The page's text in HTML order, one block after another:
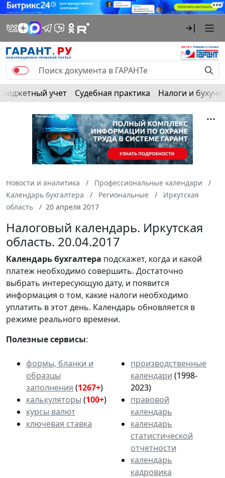
Бюджетный учет Судебная практика Налоги и
Новости и аналитика
Профессиональные календари
Календарь бухгалтера
Региональные
Иркутская
область
20 апреля 2017
Налоговый календарь. Иркутская
область. 20.04.2017
Календарьбухгалтера подскажет, когда и какой
платеж необходимо совершить. Достаточно
выбрать интересующую дату, и появится
информация о том, какие налоги необходимо
уплатить в этот день. Календарь обновляется в
режиме реального времени.
Полезные сервисы:
формы, бланки и
образцы
заполнения (1267+)
калькуляторы (100+)
курсы валют
ключевая ставка
производственные
календари (1998-
2023)
правовой
календарь
календарь
статистической
отчетности
календарь
кадровика